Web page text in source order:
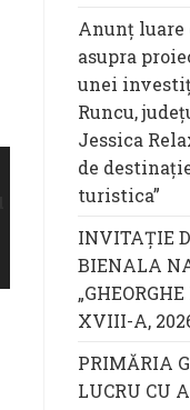
Anunț luare
asupra
unei
Runcu,
Jessica
de
turistica”
INVITAȚIE
BIENALA
XVIII-A,
PRIMĂRIA
LUCRU CU